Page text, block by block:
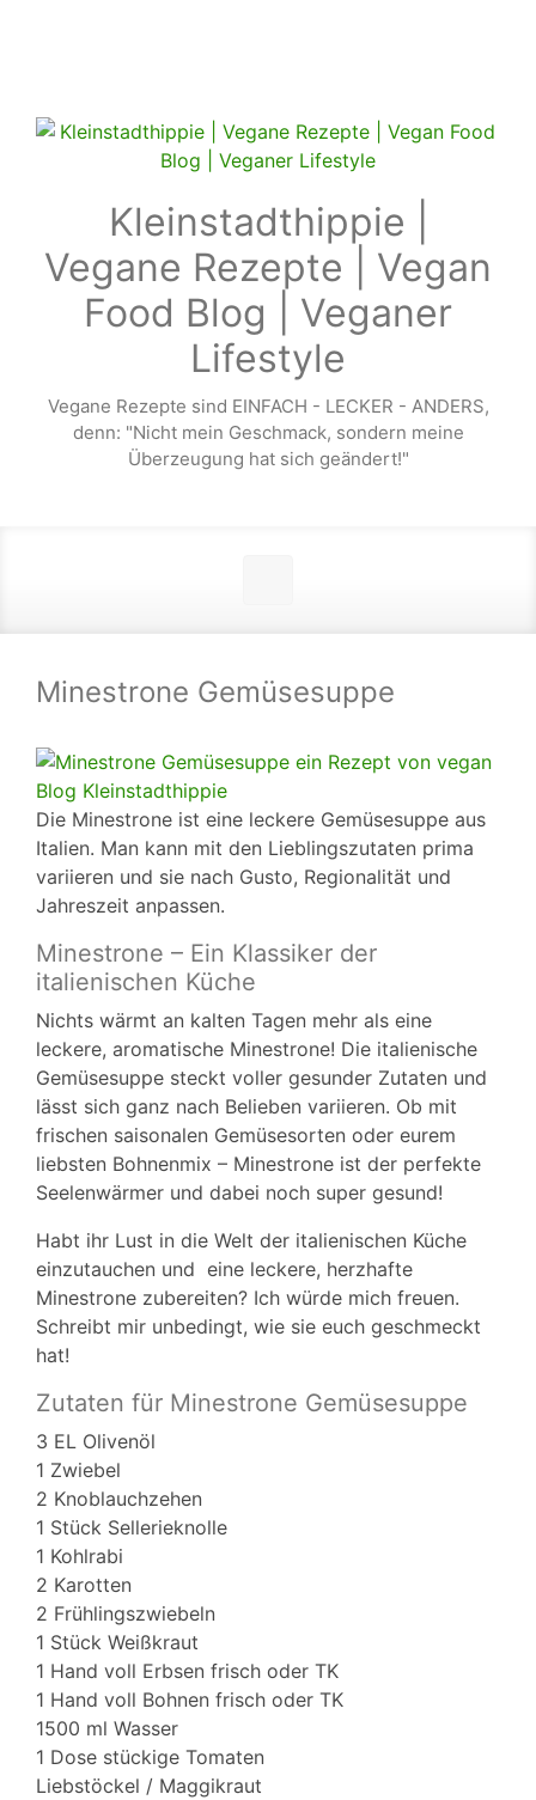
Kleinstadthippie |
Vegane Rezepte | Vegan
Food Blog | Veganer
Lifestyle
Vegane Rezepte sind EINFACH - LECKER - ANDERS,
denn: "Nicht mein Geschmack, sondern meine
Überzeugung hat sich geändert!"
Minestrone Gemüsesuppe
Die Minestrone ist eine leckere Gemüsesuppe aus
Italien. Man kann mit den Lieblingszutaten prima
variieren und sie nach Gusto, Regionalität und
Jahreszeit anpassen.
Minestrone – Ein Klassiker der
italienischen Küche
Nichts wärmt an kalten Tagen mehr als eine
leckere, aromatische Minestrone! Die italienische
Gemüsesuppe steckt voller gesunder Zutaten und
lässt sich ganz nach Belieben variieren. Ob mit
frischen saisonalen Gemüsesorten oder eurem
liebsten Bohnenmix – Minestrone ist der perfekte
Seelenwärmer und dabei noch super gesund!
Habt ihr Lust in die Welt der italienischen Küche
einzutauchen und eine leckere, herzhafte
Minestrone zubereiten? Ich würde mich freuen.
Schreibt mir unbedingt, wie sie euch geschmeckt
hat!
Zutaten für Minestrone Gemüsesuppe
3 EL Olivenöl
1 Zwiebel
2 Knoblauchzehen
1 Stück Sellerieknolle
1 Kohlrabi
2 Karotten
2 Frühlingszwiebeln
1 Stück Weißkraut
1 Hand voll Erbsen frisch oder TK
1 Hand voll Bohnen frisch oder TK
1500 ml Wasser
1 Dose stückige Tomaten
Liebstöckel / Maggikraut